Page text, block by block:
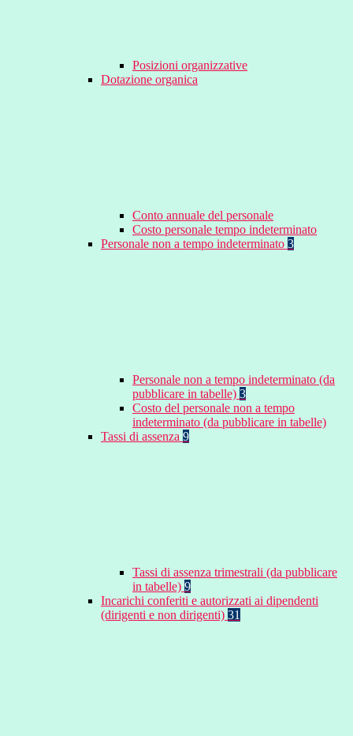
Posizioni organizzative
Dotazione organica
Conto annuale del personale
Costo personale tempo indeterminato
Personale non a tempo indeterminato 3
Personale non a tempo indeterminato (da
pubblicare in tabelle) 3
Costo del personale non a tempo
indeterminato (da pubblicare in tabelle)
Tassi di assenza 9
Tassi di assenza trimestrali (da pubblicare
in tabelle) 9
Incarichi conferiti e autorizzati ai dipendenti
(dirigenti e non dirigenti) 31